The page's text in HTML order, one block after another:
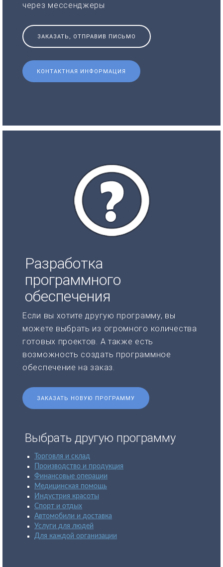
через мессенджеры
ЗАКАЗАТЬ, ОТПРАВИВ ПИСЬМО
КОНТАКТНАЯ ИНФОРМАЦИЯ
Разработка
программного
обеспечения
Если вы хотите другую программу, вы
можете выбрать из огромного количества
готовых проектов. А также есть
возможность создать программное
обеспечение на заказ.
ЗАКАЗАТЬ НОВУЮ ПРОГРАММУ
Выбрать другую программу
Торговля и склад
Производство и продукция
Финансовые операции
Медицинская помощь
Индустрия красоты
Спорт и отдых
Автомобили и доставка
Услуги для людей
Для каждой организации